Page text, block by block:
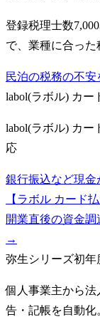
登録税理士数
で、業種に合った
民泊の税務の不
labol(ラボル) カー
labol(ラボル) カ
応
銀行振込など現
【ラボル カード払
開業直後の資金調
→
弥生シリーズ初年
個人事業主から法
告・記帳を自動化